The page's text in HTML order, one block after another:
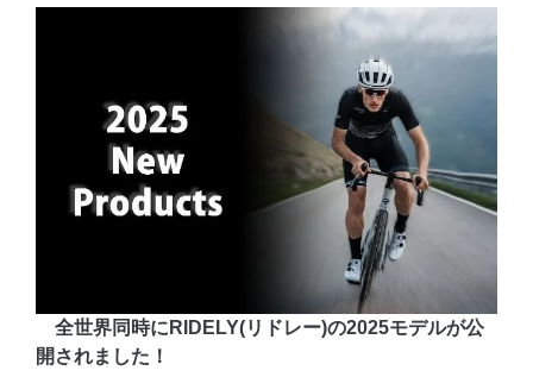
全世界同時にRIDELY(リドレー)の2025モデルが公
開されました！